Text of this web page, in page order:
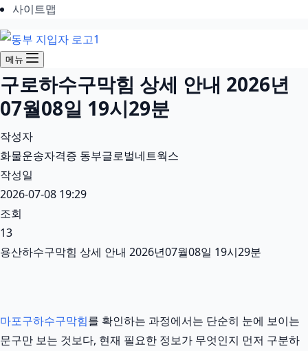
사이트맵
메뉴
구로하수구막힘 상세 안내 2026년
07월08일 19시29분
작성자
화물운송자격증 동부글로벌네트웍스
작성일
2026-07-08 19:29
조회
13
용산하수구막힘 상세 안내 2026년07월08일 19시29분
마포구하수구막힘를 확인하는 과정에서는 단순히 눈에 보이는
문구만 보는 것보다, 현재 필요한 정보가 무엇인지 먼저 구분하